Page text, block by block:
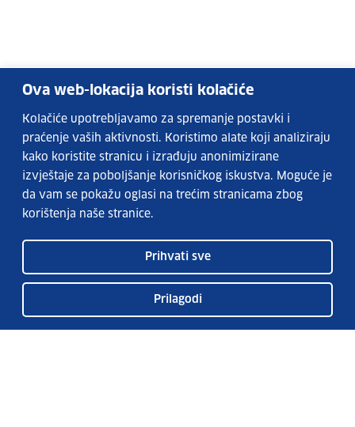
Ova web-lokacija koristi kolačiće
Kolačiće upotrebljavamo za spremanje postavki i
praćenje vaših aktivnosti. Koristimo alate koji analiziraju
kako koristite stranicu i izrađuju anonimizirane
izvještaje za poboljšanje korisničkog iskustva. Moguće je
da vam se pokažu oglasi na trećim stranicama zbog
korištenja naše stranice.
Prilagodi
Prihvati sve